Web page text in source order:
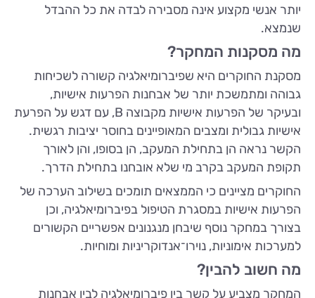
יותר אנשי מקצוע אינה מסבירה לבדה את כל ההבדל
שנמצא.
מה מסקנות המחקר?
מסקנת החוקרים היא שפיברומיאלגיה קשורה לשכיחות
גבוהה ומתמשכת יותר של אבחנות הפרעות אישיות,
ובעיקר של הפרעות אישיות מקבוצה B, עם דגש על הפרעת
אישיות גבולית ומצבים המאופיינים בחוסר יציבות רגשית.
הקשר נראה הן בתחילת המעקב, הן בסופו, והן לאורך
תקופת המעקב בקרב מי שלא אובחנו בתחילת הדרך.
החוקרים מציינים כי הממצאים תומכים בשילוב הערכה של
הפרעות אישיות במסגרת הטיפול בפיברומיאלגיה, וכן
בצורך במחקר נוסף שיבחן מנגנונים אפשריים הקשורים
למערכות אימוניות, נוירו־אנדוקריניות ומוחיות.
מה חשוב להבין?
המחקר מצביע על קשר בין פיברומיאלגיה לבין אבחנות